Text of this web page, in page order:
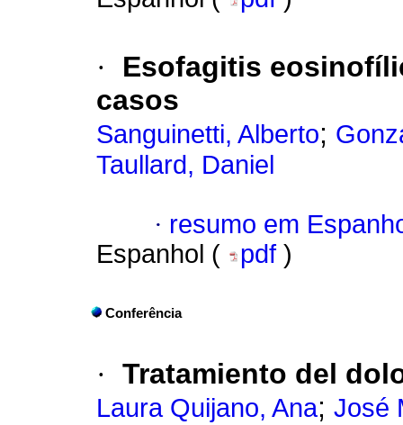
·
Esofagitis
casos
Sanguinetti, Alberto;
Taullard, Daniel
· resumo em
Espanhol (
pdf )
Conferência
· Tratamiento del
Laura Quijano, Ana; José